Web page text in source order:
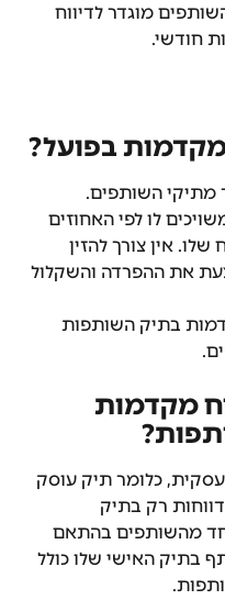
מוגדר לדיווח
חודשי.
בפועל?
מתיקי השותפים.
לו לפי האחוזים
אין צורך להזין
את ההפרדה והשקלול
בתיק השותפות
מקדמות
כלומר תיק עוסק
רק בתיק
מהשותפים בהתאם
בתיק האישי שלו כולל